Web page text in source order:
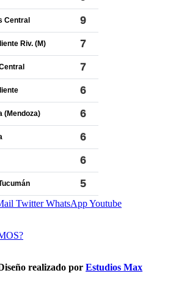
Twitter WhatsAppYoutube
realizado por Estudios Max